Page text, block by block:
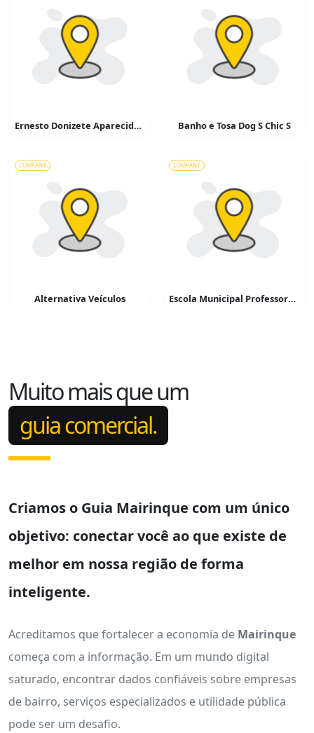
Ernesto Donizete Aparecido Simões – Serralheiro Banho e Tosa Dog S Chic S
COMPANY
Alternativa Veículos
COMPANY
Escola Municipal Professora Benedita Camargo Valêncio
Muito mais que um
guia comercial.
Criamos o Guia Mairinque com um único
objetivo: conectar você ao que existe de
melhor em nossa região de forma
inteligente.
Acreditamos que fortalecer a economia de Mairinque
começa com a informação. Em um mundo digital
saturado, encontrar dados confiáveis sobre empresas
de bairro, serviços especializados e utilidade pública
pode ser um desafio.